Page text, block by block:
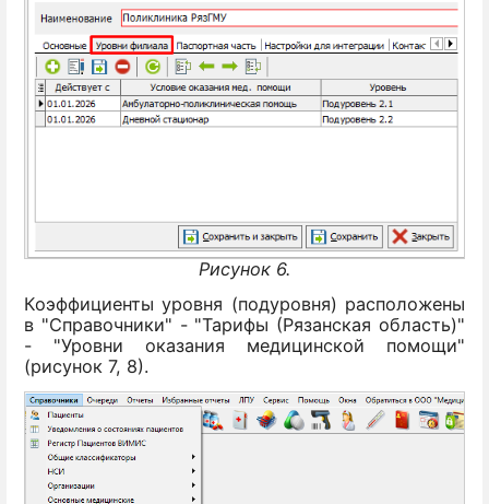
Рисунок 6.
Коэффициенты уровня (подуровня) расположены
в "Справочники" - "Тарифы (Рязанская область)"
- "Уровни оказания медицинской помощи"
(рисунок 7, 8).